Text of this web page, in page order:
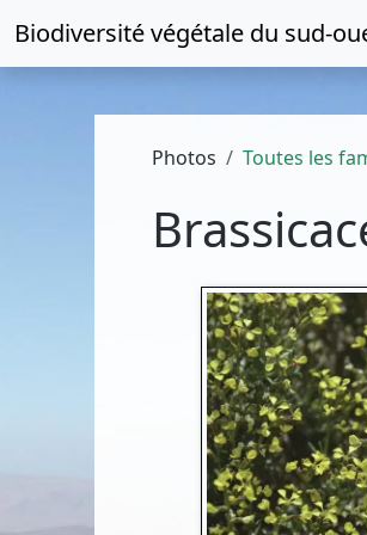
Biodiversité végétale du sud-
Photos Toutes les